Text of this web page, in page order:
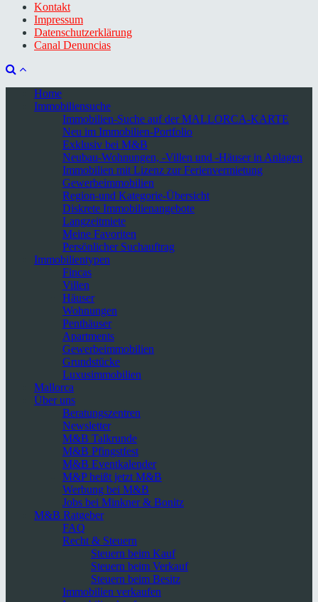
Kontakt
Impressum
Datenschutzerklärung
Canal Denuncias
Home
Immobiliensuche
Immobilien-Suche auf der MALLORCA-KARTE
Neu im Immobilien-Portfolio
Exklusiv bei M&B
Neubau-Wohnungen, -Villen und -Häuser in Anlagen
Immobilien mit Lizenz zur Ferienvermietung
Gewerbeimmobilien
Region-und Kategorie-Übersicht
Diskrete Immobilienangebote
Langzeitmiete
Meine Favoriten
Persönlicher Suchauftrag
Immobilientypen
Fincas
Villen
Häuser
Wohnungen
Penthäuser
Apartments
Gewerbeimmobilien
Grundstücke
Luxusimmobilien
Mallorca
Über uns
Beratungszentren
Newsletter
M&B Talkrunde
M&B Pfingstfest
M&B Eventkalender
M&P heißt jetzt M&B
Werbung bei M&B
Jobs bei Minkner & Bonitz
M&B Ratgeber
FAQ
Recht & Steuern
Steuern beim Kauf
Steuern beim Verkauf
Steuern beim Besitz
Immobilien verkaufen